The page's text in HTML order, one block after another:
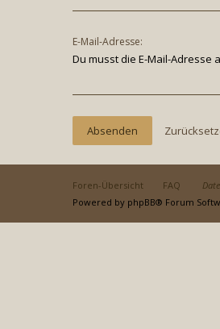
E-Mail-Adresse:
Du musst die E-Mail-
Foren-Übersicht FAQ
Powered by phpBB® Forum